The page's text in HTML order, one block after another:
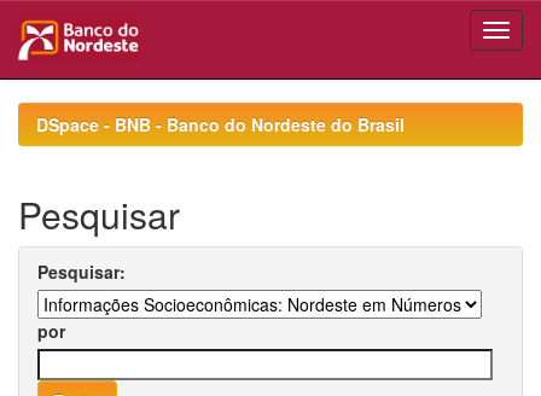
navigationDSpace - BNB - Banco do Nordeste do Brasil
Pesquisar
Pesquisar:
por